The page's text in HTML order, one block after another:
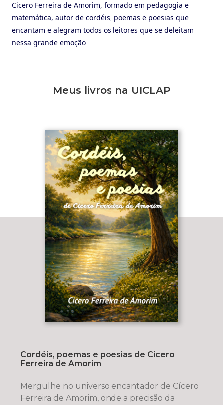
Cicero Ferreira de Amorim, formado em pedagogia e
matemática, autor de cordéis, poemas e poesias que
encantam e alegram todos os leitores que se deleitam
nessa grande emoção
Meus livros na UICLAP
Cordéis, poemas e poesias de Cicero
Ferreira de Amorim
Mergulhe no universo encantador de Cícero
Ferreira de Amorim, onde a precisão da